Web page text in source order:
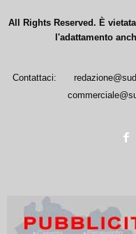
All Rights Reserved. È
l'adattamento
Contattaci: